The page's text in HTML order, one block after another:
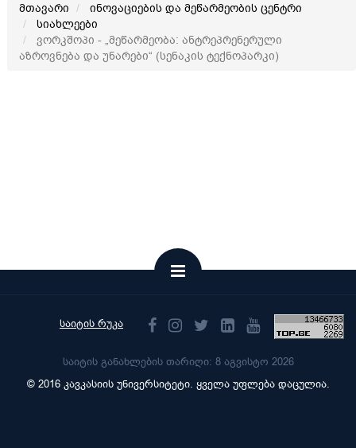
მთავარი
ინოვაციების და მეწარმეობის ცენტრი
სიახლეები
ვორკშოპი - „მეწარმეობა: ანტრეპრენერული
აზროვნება და უნარები“ (სენაკის ტექნოპარკი)
საიტის რუკა
საიტის განახლების თარიღი: 8 აგვისტო 2026
© 2016 კავკასიის უნივერსიტეტი. ყველა უფლება დაცულია.